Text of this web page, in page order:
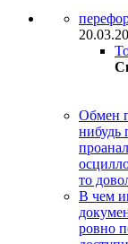
Обмен
нибудь
то
В чем
ровно